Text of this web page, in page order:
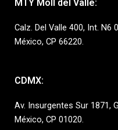
MTY Moll del Valle:
Calz. Del Valle 400, Int. N6
México, CP 66220.
CDMX:
Av. Insurgentes Sur 1871,
México, CP 01020.